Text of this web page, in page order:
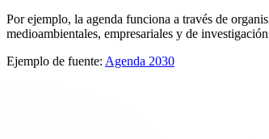
Por ejemplo, la agenda funciona a través de
medioambientales, empresariales y de
Ejemplo de fuente: Agenda 2030